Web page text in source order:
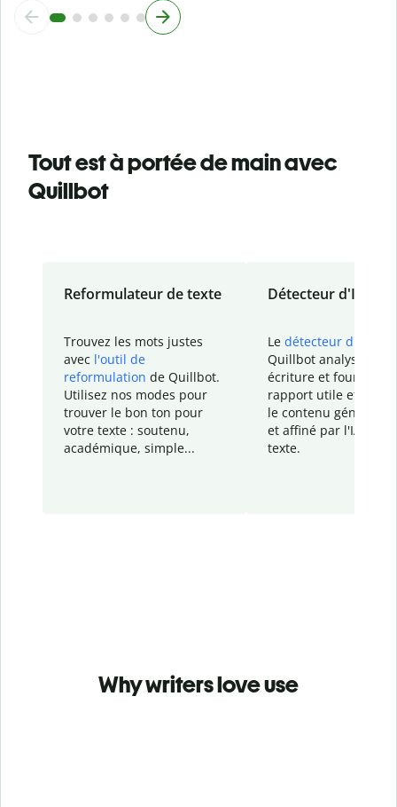
Tout est à portée de main avec
Quillbot
Reformulateur de texte
Trouvez les mots justes
avec l'outil de
reformulation de Quillbot.
Utilisez nos modes pour
trouver le bon ton pour
votre texte : soutenu,
académique, simple...
Détecteur d'IA
Le détecteur d'IA
Quillbot analyse votre
écriture et fournit un
rapport utile et
le contenu généré
et affiné par l'IA
texte.
Why writers love use